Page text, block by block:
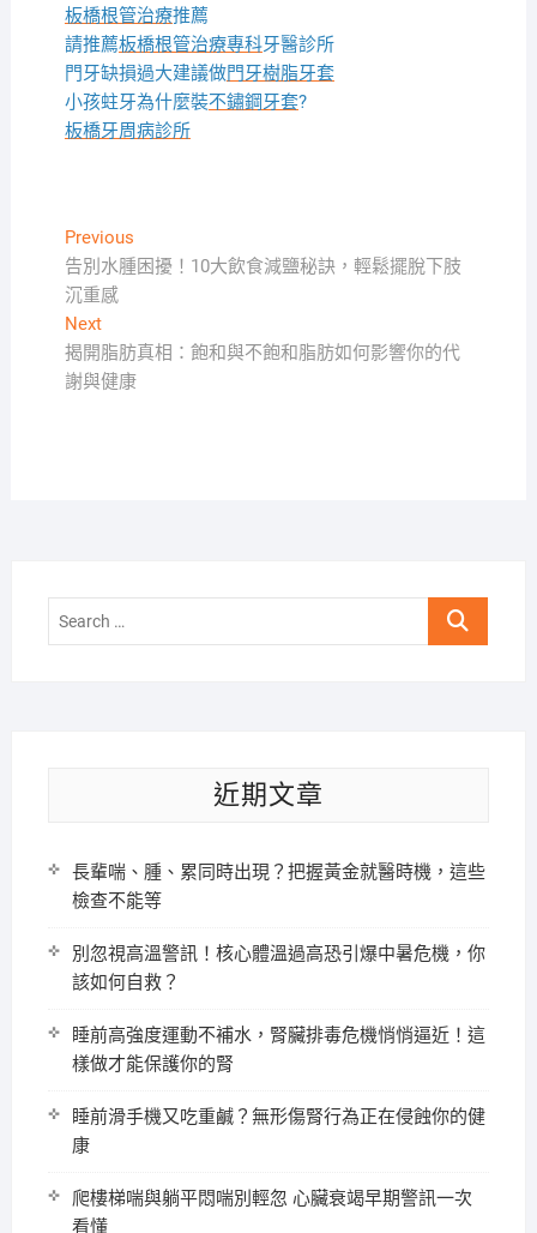
板橋根管治療推薦
請推薦板橋根管治療專科牙醫診所
門牙缺損過大建議做門牙樹脂牙套
小孩蛀牙為什麼裝不鏽鋼牙套?
板橋牙周病診所
文
章
導
覽
PreviousPrevious
post:
告別水腫困擾！10大飲食減鹽秘訣，輕鬆擺脫下肢
沉重感
NextNext
post:
揭開脂肪真相：飽和與不飽和脂肪如何影響你的代
謝與健康
Search
近期文章
長輩喘、腫、累同時出現？把握黃金就醫時機，這些
檢查不能等
別忽視高溫警訊！核心體溫過高恐引爆中暑危機，你
該如何自救？
睡前高強度運動不補水，腎臟排毒危機悄悄逼近！這
樣做才能保護你的腎
睡前滑手機又吃重鹹？無形傷腎行為正在侵蝕你的健
康
爬樓梯喘與躺平悶喘別輕忽 心臟衰竭早期警訊一次
看懂